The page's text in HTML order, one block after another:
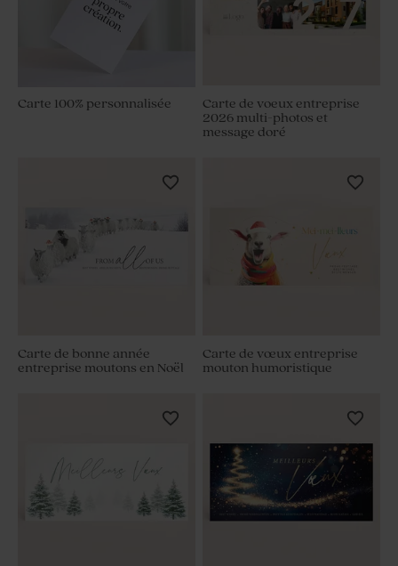
Carte 100% personnalisée
Carte de voeux entreprise
2026 multi-photos et
message doré
Carte de bonne année
entreprise moutons en Noël
Carte de vœux entreprise
mouton humoristique